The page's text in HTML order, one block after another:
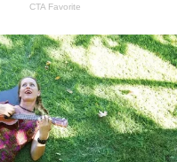
CTA Favorite